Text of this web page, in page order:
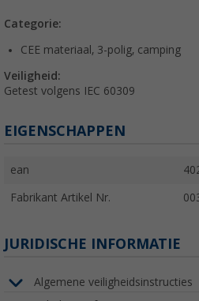
Categorie:
CEE materiaal, 3-polig, camping
Veiligheid:
Getest volgens IEC 60309
EIGENSCHAPPEN
ean
Fabrikant Artikel Nr.
JURIDISCHE INFORMATIE
Algemene veiligheidsinstructies